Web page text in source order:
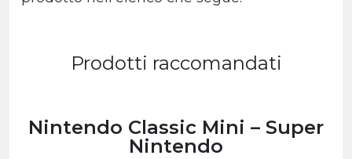
Prodotti raccomandati
Nintendo Classic Mini – Super
Nintendo